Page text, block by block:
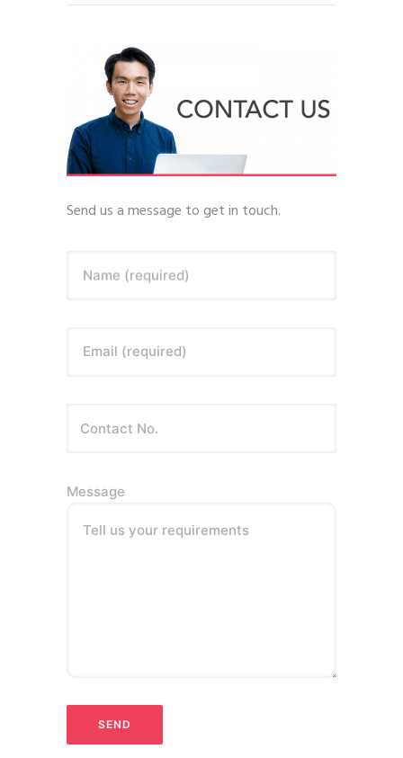
Send us a message to get in touch.
Name (required)
Email (required)
Message
Tell us your requirements